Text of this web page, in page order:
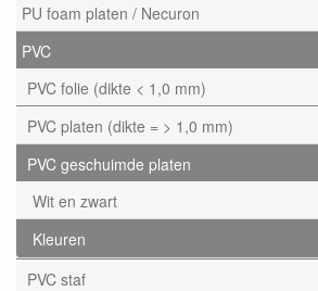
PU foam platen / Necuron
PVC
PVC folie (dikte < 1,0 mm)
PVC platen (dikte = > 1,0 mm)
PVC geschuimde platen
Wit en zwart
Kleuren
PVC staf